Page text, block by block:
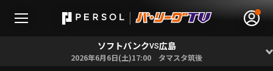
ソフトバンクVS広島
2026年6月6日(土)17:00 タマスタ筑後